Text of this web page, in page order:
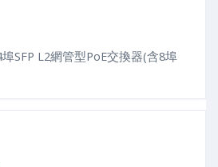
SFP L2網管型PoE交換器(含8埠